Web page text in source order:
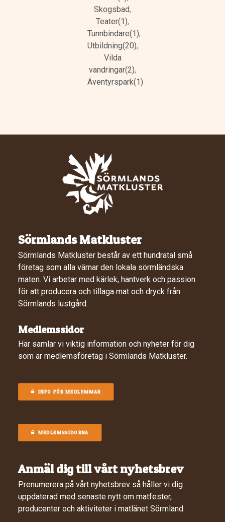
Skogsbad,
Teater(1),
Tunnbindare(1),
Utbildning(20),
Vilda
vandringar(2),
Äventyrspark(1)
Sörmlands Matkluster
Sörmlands Matkluster består av ett hundratal små
företag som alla värnar den lokala sörmländska
maten. Vi arbetar med kärlek, hantverk och passion
för att producera och tillaga mat och dryck från
Sörmlands lustgård.
Medlemssidor
Här samlar vi viktig information och nyheter för dig
som är medlemsföretag i Sörmlands Matkluster.
INFO FÖR MEDLEMMAR
MEDLEMSSIDORNA
Anmäl dig till vårt nyhetsbrev
Prenumerera på vårt nyhetsbrev så håller vi dig
uppdaterad med senaste nytt om matfester,
producenter och aktiviteter i matlänet Sörmland.